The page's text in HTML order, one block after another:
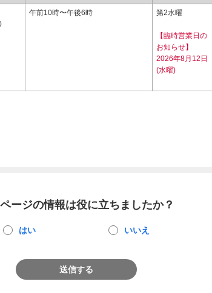
午前10時〜午後6時 第2水曜
【臨時営業日の
お知らせ】
2026年8月12日
(水曜)
ージの情報は役に立ちましたか？
はい いいえ
送信する